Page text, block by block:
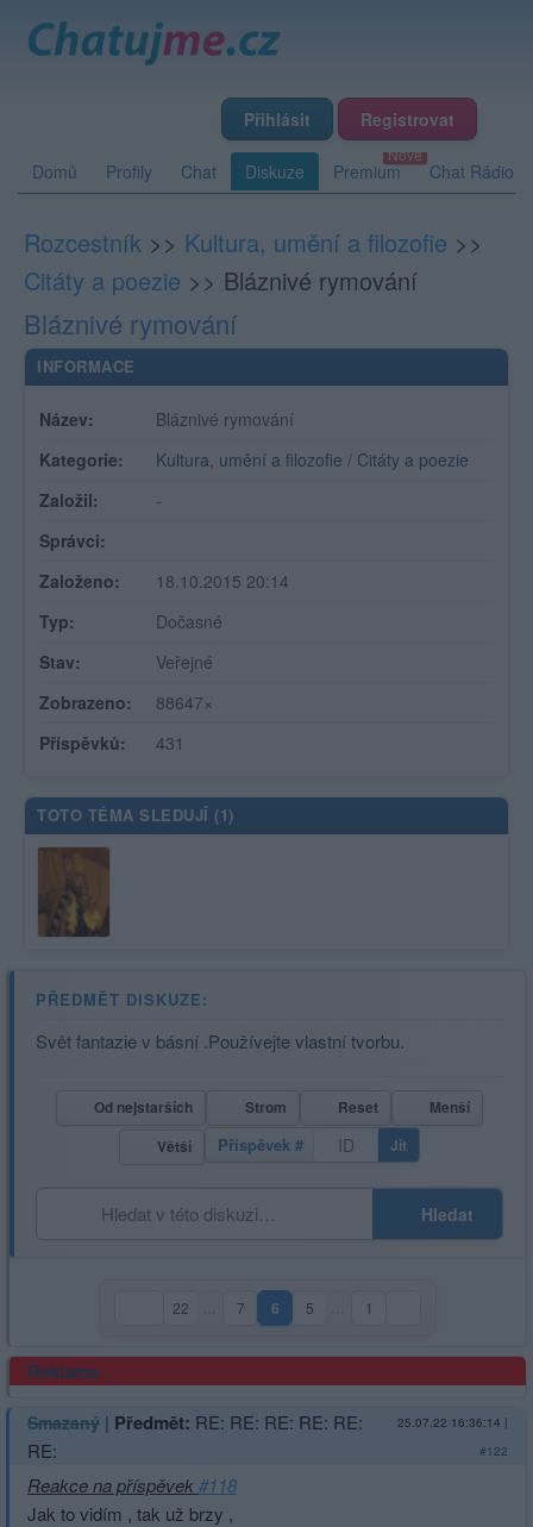
Přihlásit Registrovat
Domů Profily Chat Diskuze Premium Chat Rádio
Rozcestník >> Kultura, umění a filozofie >>
Citáty a poezie >> Bláznivé rymování
Bláznivé rymování
INFORMACE
Název:
Bláznivé rymování
Kategorie:
Kultura, umění a filozofie / Citáty a poezie
Založil:
-
Správci:
Založeno:
18.10.2015 20:14
Typ:
Dočasné
Stav:
Veřejné
Zobrazeno:
88647×
Příspěvků:
431
TOTO TÉMA SLEDUJÍ (1)
PŘEDMĚT DISKUZE:
Svět fantazie v básní .Používejte vlastní tvorbu.
Od nejstarších Strom Reset
Menší
Větší
Příspěvek # Jít
Hledat
22 7 6(aktuální strana)
5 1
Reklama
Smazaný | Předmět: RE: RE: RE: RE: RE:
RE:
25.07.22 16:36:14 |
#122
Reakce na příspěvek#118
Jak to vidím , tak už brzy ,